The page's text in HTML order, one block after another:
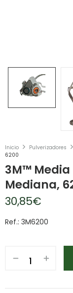
Inicio Pulverizadores
6200
3M™
Mediana,
30,85€
Ref.: 3M6200